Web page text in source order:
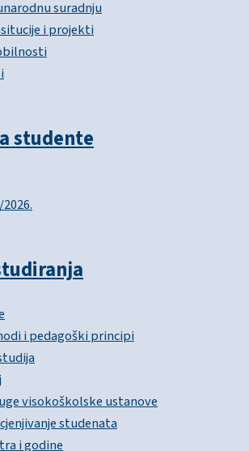
suradnju
i projekti
studente
i pedagoški principi
visokoškolske ustanove
studenata
i godine